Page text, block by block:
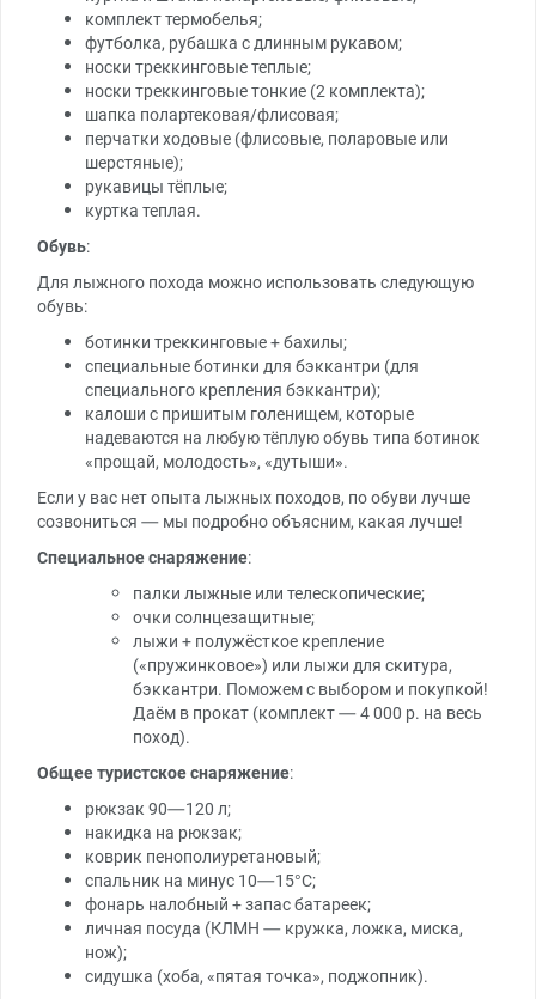
комплект термобелья;
футболка, рубашка с длинным рукавом;
носки треккинговые теплые;
носки треккинговые тонкие (2 комплекта);
шапка полартековая/флисовая;
перчатки ходовые (флисовые, поларовые или
шерстяные);
рукавицы тёплые;
куртка теплая.
Обувь:
Для лыжного похода можно использовать следующую
обувь:
ботинки треккинговые + бахилы;
специальные ботинки для бэккантри (для
специального крепления бэккантри);
калоши с пришитым голенищем, которые
надеваются на любую тёплую обувь типа ботинок
«прощай, молодость», «дутыши».
Если у вас нет опыта лыжных походов, по обуви лучше
созвониться — мы подробно объясним, какая лучше!
Специальное снаряжение:
палки лыжные или телескопические;
очки солнцезащитные;
лыжи + полужёсткое крепление
(«пружинковое») или лыжи для скитура,
бэккантри. Поможем с выбором и покупкой!
Даём в прокат (комплект — 4 000 р. на весь
поход).
Общее туристское снаряжение:
рюкзак 90—120 л;
накидка на рюкзак;
коврик пенополиуретановый;
спальник на минус 10—15°С;
фонарь налобный + запас батареек;
личная посуда (КЛМН — кружка, ложка, миска,
нож);
сидушка (хоба, «пятая точка», поджопник).